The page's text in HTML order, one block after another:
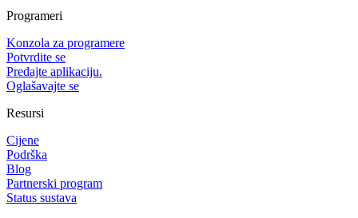
Programeri
Konzola za programere
Potvrdite se
Predajte aplikaciju.
Oglašavajte se
Resursi
Cijene
Podrška
Blog
Partnerski program
Status sustava